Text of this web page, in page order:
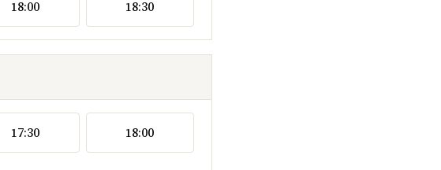
18:00 18:30
17:30 18:00